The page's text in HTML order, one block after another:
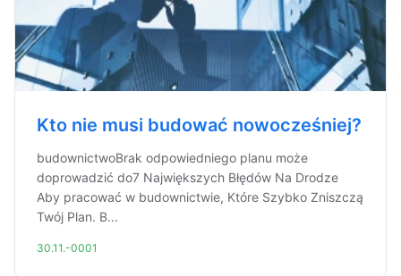
Kto nie musi budować nowocześniej?
budownictwoBrak odpowiedniego planu może
doprowadzić do7 Największych Błędów Na Drodze
Aby pracować w budownictwie, Które Szybko Zniszczą
Twój Plan. B...
30.11.-0001